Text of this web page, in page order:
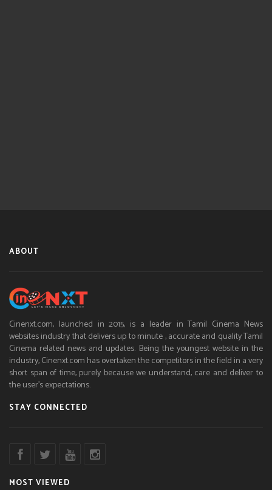
ABOUT
Cinenxt.com, launched in 2015, is a leader in Tamil Cinema News
websites industry that delivers up to minute , accurate and quality Tamil
Cinema related news and updates. Being the youngest website in the
industry, Cinenxt.com has overtaken the competitors in the field in a very
short span of time, purely because we understand, care and deliver to
the user’s expectations.
STAY CONNECTED
MOST VIEWED